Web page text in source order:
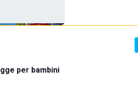
per bambini